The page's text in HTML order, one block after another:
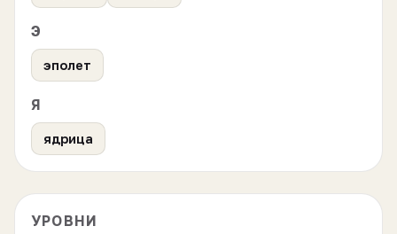
Э
эполет
Я
ядрица
УРОВНИ